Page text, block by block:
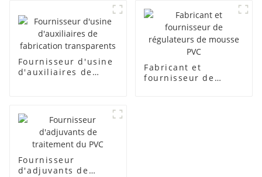
Fournisseur d'usine
d'auxiliaires de
Fabricant et
fournisseur de
Fournisseur
d'adjuvants de